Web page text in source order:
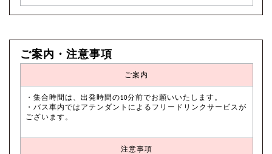
ご案内・注意事項
ご案内
・集合時間は、出発時間の10分前でお願いいたします。
・バス車内ではアテンダントによるフリードリンクサービスが
ございます。
注意事項